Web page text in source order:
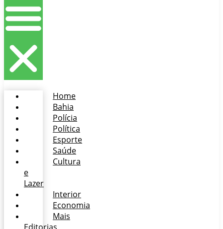
Home
Bahia
Polícia
Política
Esporte
Saúde
Cultura
e
Lazer
Interior
Economia
Mais